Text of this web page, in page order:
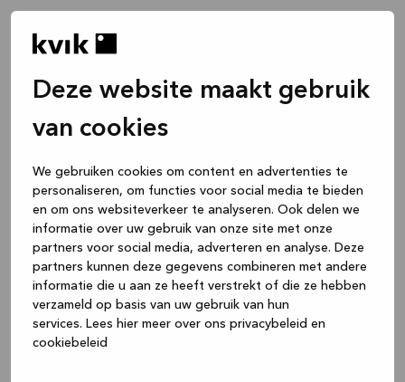
Deze website maakt gebruik
van cookies
We gebruiken cookies om content en advertenties te
personaliseren, om functies voor social media te bieden
en om ons websiteverkeer te analyseren. Ook delen we
informatie over uw gebruik van onze site met onze
partners voor social media, adverteren en analyse. Deze
partners kunnen deze gegevens combineren met andere
informatie die u aan ze heeft verstrekt of die ze hebben
verzameld op basis van uw gebruik van hun
services. Lees hier meer over ons privacybeleid en
cookiebeleid